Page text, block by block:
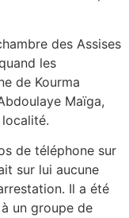
des Assises
les
de Kourma
Maïga,
localité.
de téléphone sur
sur lui aucune
Il a été
un groupe de